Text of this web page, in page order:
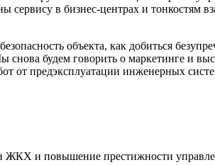
в бизнес-центрах и тонкостям
объекта, как добиться
будем говорить о маркетинге и
от предэксплуатации инженерных
ЖКХ и повышение престижности